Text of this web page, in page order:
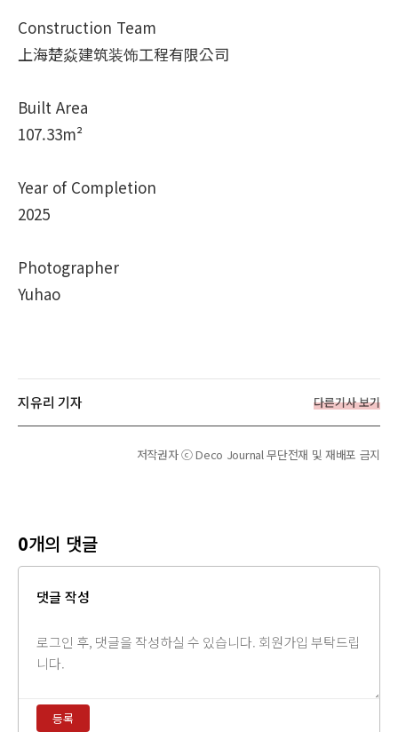
Construction Team
上海楚焱建筑装饰工程有限公司
Built Area
107.33m²
Year of Completion
2025
Photographer
Yuhao
지유리 기자 다른기사 보기
저작권자 ⓒ Deco Journal 무단전재 및 재배포 금지
0개의 댓글
댓글 작성
등록